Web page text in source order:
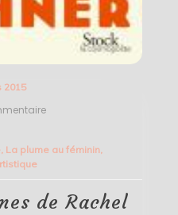
2015
on
flammes
Kushner
, La plume au féminin,
de Rachel